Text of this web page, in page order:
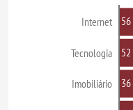
Internet
Tecnologia
Imobiliário
56
52
36